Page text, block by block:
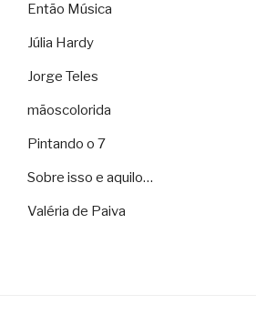
Então Música
Júlia Hardy
Jorge Teles
mãoscolorida
Pintando o 7
Sobre isso e aquilo…
Valéria de Paiva